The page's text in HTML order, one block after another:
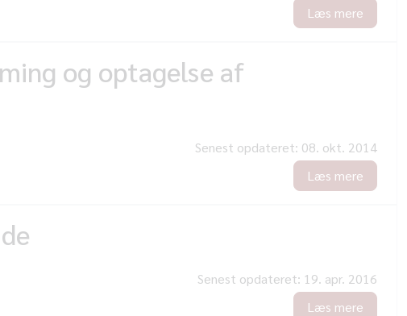
Læs mere
og optagelse af
Senest opdateret: 08. okt. 2014
Læs mere
Senest opdateret: 19. apr. 2016
Læs mere